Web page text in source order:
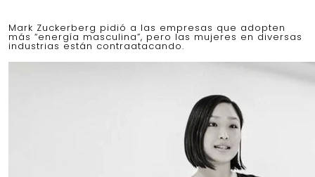
Mark Zuckerberg pidió a las empresas que adopten
más “energía masculina”, pero las mujeres en diversas
industrias están contraatacando.